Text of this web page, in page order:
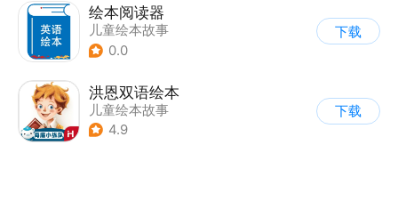
绘本阅读器
儿童绘本故事
0.0
下载
洪恩双语绘本
儿童绘本故事
4.9
下载